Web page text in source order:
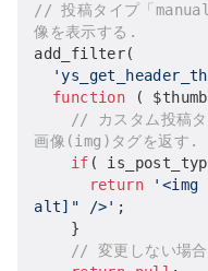
// 投稿タイプ「manual
像を表示する.
add_filter(
function
(
// カスタム投稿タ
画像(img)タグを返す.
if (
return
'<img
alt]" />' ;
// 変更しない場